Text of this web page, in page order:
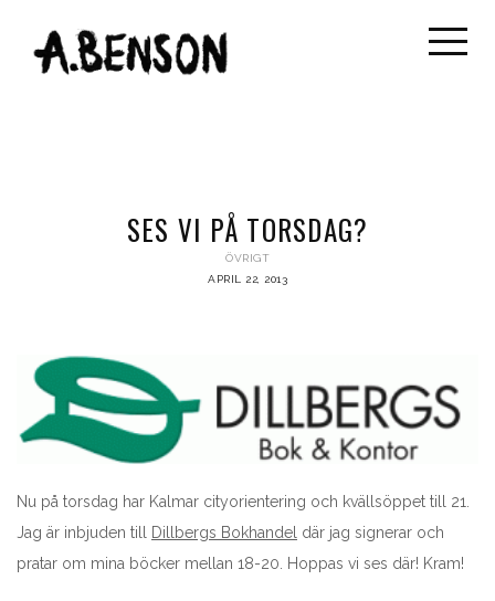
SES VI PÅ TORSDAG?
ÖVRIGT
APRIL 22, 2013
Nu på torsdag har Kalmar cityorientering och kvällsöppet till 21.
Jag är inbjuden till
Dillbergs Bokhandel där jag signerar och
pratar om mina böcker mellan 18-20. Hoppas vi ses där! Kram!